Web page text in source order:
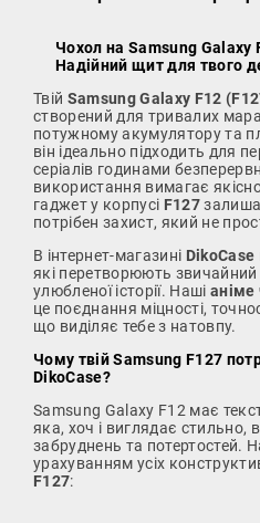
Чохол на Samsung Galaxy
Надійний щит для твого
Твій Samsung Galaxy F12
створений для тривалих
потужному акумулятору та
він ідеально підходить для
серіалів годинами
використання вимагає
гаджет у корпусі F127
потрібен захист, який не
В інтернет-магазині DikoCase
які перетворюють звичайний
улюбленої історії. Наші аніме
це поєднання міцності,
що виділяє тебе з натовпу.
Чому твій Samsung F127
DikoCase?
Samsung Galaxy F12 має
яка, хоч і виглядає стильно,
забруднень та потертостей.
урахуванням усіх
F127: